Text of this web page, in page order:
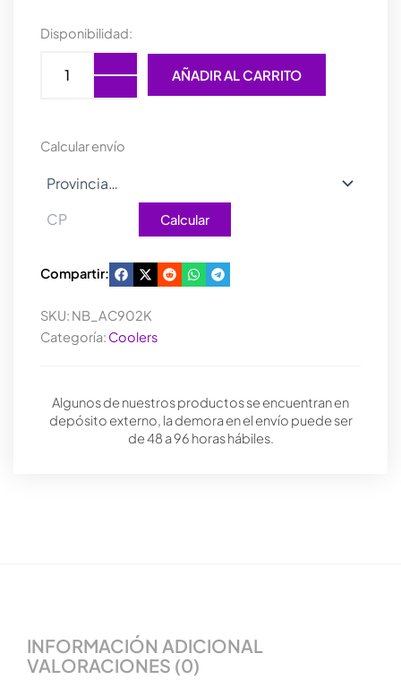
Disponibilidad:
COOLER
RAIDMAX
AC902K
cantidad
AÑADIR AL CARRITO
Calcular envío
Calcular
Compartir:
SKU: NB_AC902K
Categoría: Coolers
Algunos de nuestros productos se encuentran en
depósito externo, la demora en el envío puede ser
de 48 a 96 horas hábiles.
INFORMACIÓN ADICIONAL
VALORACIONES (0)